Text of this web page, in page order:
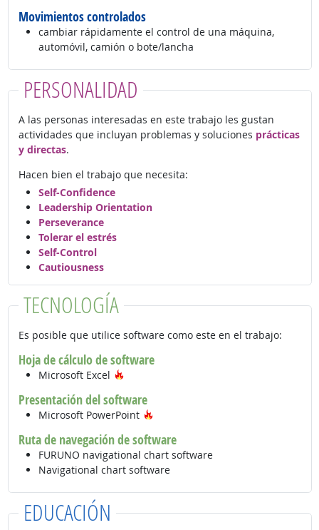
Movimientos controlados
cambiar rápidamente el control de una máquina,
automóvil, camión o bote/lancha
PERSONALIDAD
A las personas interesadas en este trabajo les gustan
actividades que incluyan problemas y soluciones prácticas
y directas.
Hacen bien el trabajo que necesita:
Self-Confidence
Leadership Orientation
Perseverance
Tolerar el estrés
Self-Control
Cautiousness
TECNOLOGÍA
Es posible que utilice software como este en el trabajo:
Hoja de cálculo de software
Microsoft Excel
Presentación del software
Microsoft PowerPoint
Ruta de navegación de software
FURUNO navigational chart software
Navigational chart software
EDUCACIÓN